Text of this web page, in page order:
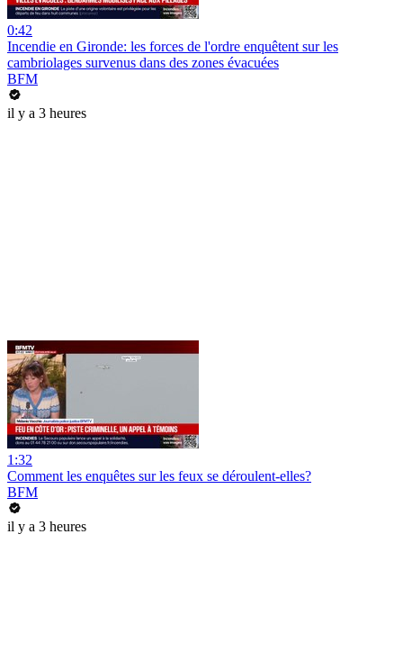
0:42
Incendie en Gironde: les forces de l'ordre enquêtent sur les
cambriolages survenus dans des zones évacuées
BFM
il y a 3 heures
1:32
Comment les enquêtes sur les feux se déroulent-elles?
BFM
il y a 3 heures